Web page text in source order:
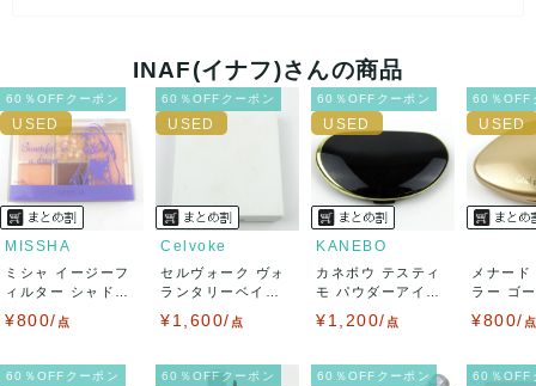
ませ。
USED品に関しましては、見る方によって状態の価値観が異な
りますので、トラブルを避けるため、神経質な方や完璧な商
品を求められる方は御購入をお控えください。
また商品には細心の注意をはらっておりますが、何かござい
ましたら、レビュー記載前に必ずコメント欄よりご連絡お願
い致します。対応できることがあれば、誠意をもって対応致
INAF(イナフ)さんの商品
60％OFFクーポン
MISSHA
ミシャ イージーフ
ィルター シャドウ
¥800/ 点
60％OFFクーポン
Celvoke
セルヴォーク ヴォ
ランタリーベイシ
¥1,600/ 点
60％OFFクーポン
KANEBO
カネボウ テスティ
モ パウダーアイシ
¥1,200/ 点
60％OFF
メナー
ラー ゴ
¥800/ 点
60％OFFクーポン 60％OFFクーポン 60％OFFクーポン 60％OFF